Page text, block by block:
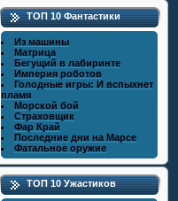
ТОП 10 Фантастики
Из машины
Матрица
Бегущий в лабиринте
Империя роботов
Голодные игры: И вспыхнет
пламя
Морской бой
Страховщик
Фар Край
Последние дни на Марсе
Фатальное оружие
ТОП 10 Ужастиков